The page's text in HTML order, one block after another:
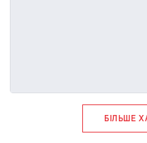
БІЛЬШЕ